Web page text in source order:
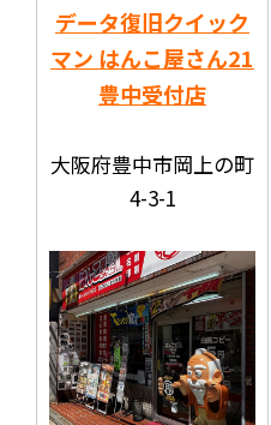
データ復旧クイック
マン はんこ屋さん21
豊中受付店
大阪府豊中市岡上の町
4-3-1